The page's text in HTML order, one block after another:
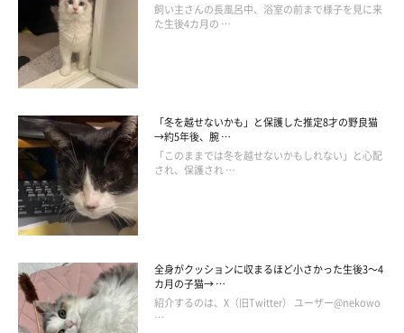
前足と後ろ足をベターっと伸ばして眠る梅ちゃん。飼い主さんは、梅ちゃん
以外の猫とも暮らしたことがあるけれど、猫がこのようなポーズをするのを
初めて見たそうで、とても驚いたといいます。
@umechan211224
飼い主さんの長風呂中、浴室の前まで様子を見に来
た生後4カ月の …
「冬を越せないかも」と保護した推定8才の野良猫
→約5年後、腕 …
「このままでは冬を越せないかもしれない」と心配
され、保護され …
全身がクッションに収まるほど小さかった生後3～4
カ月の子猫→ …
紹介するのは、X（旧Twitter） ユーザー@nekowo
…